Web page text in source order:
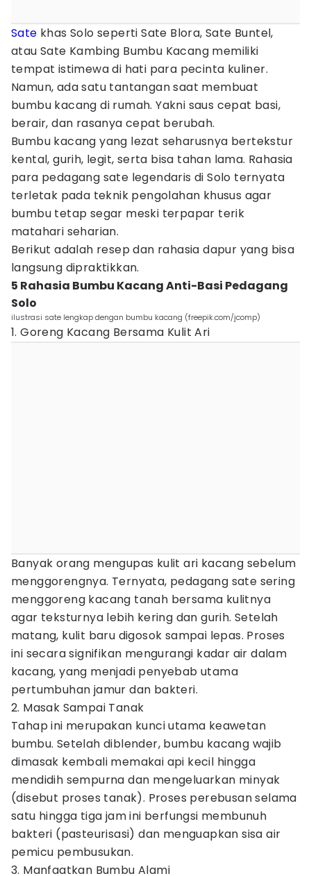
Sate khas Solo seperti Sate Blora, Sate Buntel,
atau Sate Kambing Bumbu Kacang memiliki
tempat istimewa di hati para pecinta kuliner.
Namun, ada satu tantangan saat membuat
bumbu kacang di rumah. Yakni saus cepat basi,
berair, dan rasanya cepat berubah.
Bumbu kacang yang lezat seharusnya bertekstur
kental, gurih, legit, serta bisa tahan lama. Rahasia
para pedagang sate legendaris di Solo ternyata
terletak pada teknik pengolahan khusus agar
bumbu tetap segar meski terpapar terik
matahari seharian.
Berikut adalah resep dan rahasia dapur yang bisa
langsung dipraktikkan.
5 Rahasia Bumbu Kacang Anti-Basi Pedagang
Solo
ilustrasi sate lengkap dengan bumbu kacang (freepik.com/jcomp)
1. Goreng Kacang Bersama Kulit Ari
Banyak orang mengupas kulit ari kacang sebelum
menggorengnya. Ternyata, pedagang sate sering
menggoreng kacang tanah bersama kulitnya
agar teksturnya lebih kering dan gurih. Setelah
matang, kulit baru digosok sampai lepas. Proses
ini secara signifikan mengurangi kadar air dalam
kacang, yang menjadi penyebab utama
pertumbuhan jamur dan bakteri.
2. Masak Sampai Tanak
Tahap ini merupakan kunci utama keawetan
bumbu. Setelah diblender, bumbu kacang wajib
dimasak kembali memakai api kecil hingga
mendidih sempurna dan mengeluarkan minyak
(disebut proses tanak). Proses perebusan selama
satu hingga tiga jam ini berfungsi membunuh
bakteri (pasteurisasi) dan menguapkan sisa air
pemicu pembusukan.
3. Manfaatkan Bumbu Alami